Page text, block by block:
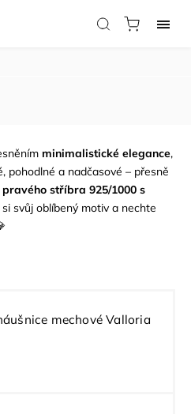
minimalistické elegance,
pohodlné a nadčasové – přesně
stříbra 925/1000 s
svůj oblíbený motiv a nechte
mechové Valloria